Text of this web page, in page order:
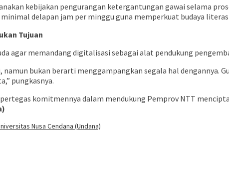
kebijakan pengurangan ketergantungan gawai selama
delapan jam per minggu guna memperkuat budaya
Tujuan
agar memandang digitalisasi sebagai alat pendukung
bukan berarti menggampangkan segala hal dengannya.
pungkasnya.
komitmennya dalam mendukung Pemprov NTT
Nusa Cendana (Undana)